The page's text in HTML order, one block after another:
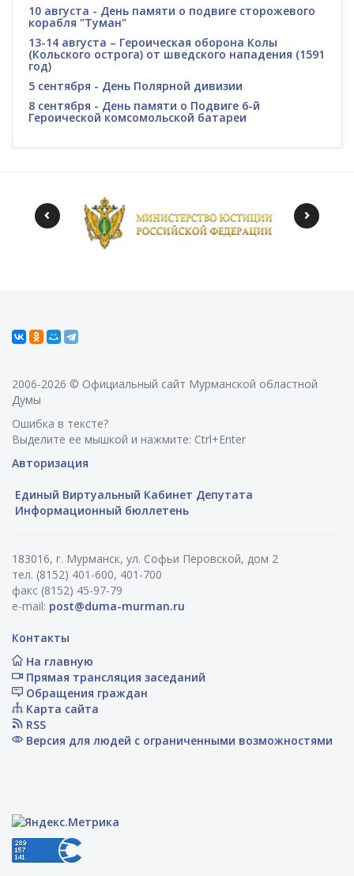
10 августа - День памяти о подвиге сторожевого
корабля "Туман"
13-14 августа – Героическая оборона Колы
(Кольского острога) от шведского нападения (1591
год)
5 сентября - День Полярной дивизии
8 сентября - День памяти о Подвиге 6-й
Героической комсомольской батареи
2006-2026 © Официальный сайт Мурманской областной
Думы
Ошибка в тексте?
Выделите ее мышкой и нажмите: Ctrl+Enter
Авторизация
Единый Виртуальный Кабинет Депутата
Информационный бюллетень
183016, г. Мурманск, ул. Софьи Перовской, дом 2
тел. (8152) 401-600, 401-700
факс (8152) 45-97-79
e-mail: post@duma-murman.ru
Контакты
На главную
Прямая трансляция заседаний
Обращения граждан
Карта сайта
RSS
Версия для людей с ограниченными возможностями